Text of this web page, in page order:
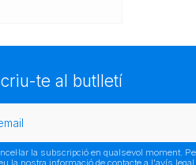
te al butlletí
la subscripció en qualsevol moment.